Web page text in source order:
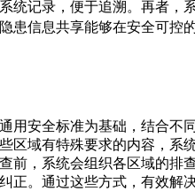
记录，便于追溯。再者，
患信息共享能够在安全可控
用安全标准为基础，结合不
区域有特殊要求的内容，系
，系统会组织各区域的排
。通过这些方式，有效解